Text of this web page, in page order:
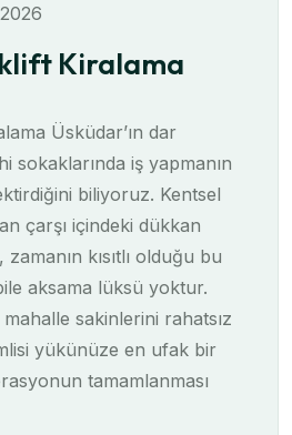
Kiralama
Üsküdar’ın dar
sokaklarında iş yapmanın
biliyoruz. Kentsel
çarşı içindeki dükkan
kısıtlı olduğu bu
aksama lüksü yoktur.
sakinlerini rahatsız
yükünüze en ufak bir
tamamlanması